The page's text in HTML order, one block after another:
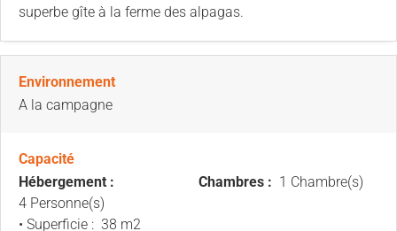
superbe gîte à la ferme des alpagas.
Environnement
A la campagne
Capacité
Hébergement :
4 Personne(s)
• Superficie : 38 m2
Chambres : 1 Chambre(s)